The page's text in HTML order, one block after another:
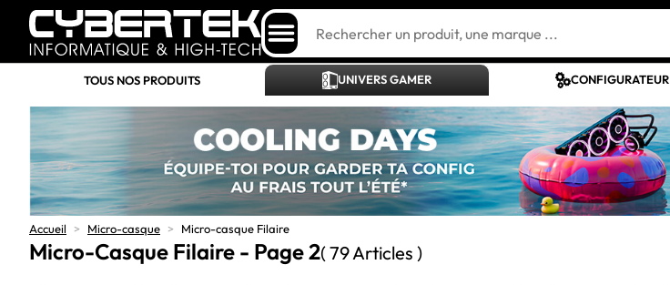
TOUS NOS PRODUITS UNIVERS GAMER CONFIGURATEUR
Accueil > Micro-casque > Micro-casque Filaire
Micro-Casque Filaire - Page 2( 79 Articles )